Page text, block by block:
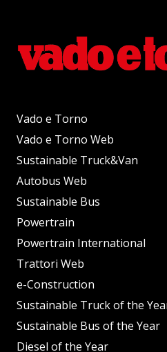
Vado e Torno
Vado e Torno Web
Sustainable Truck&Van
Autobus Web
Sustainable Bus
Powertrain
Powertrain International
Trattori Web
e-Construction
Sustainable Truck of the
Sustainable Bus of the Year
Diesel of the Year